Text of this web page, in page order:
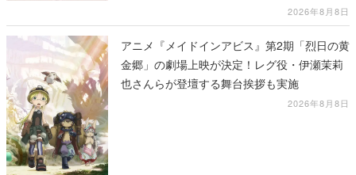
2026年8月8日
アニメ『メイドインアビス』第2期「烈日の黄
金郷」の劇場上映が決定！レグ役・伊瀬茉莉
也さんらが登壇する舞台挨拶も実施
2026年8月8日